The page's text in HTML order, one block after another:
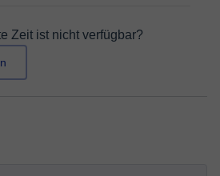
Zeit ist nicht verfügbar?